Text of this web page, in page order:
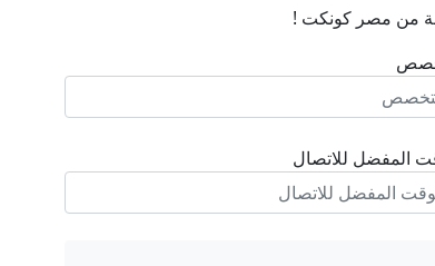
من مصر كونكت !
المفضل للاتصال